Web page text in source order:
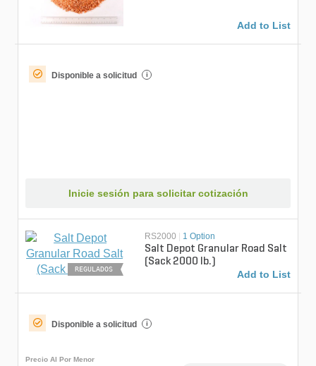
Add to List
Disponible a solicitud i
Inicie sesión para solicitar cotización
REGULADOS
RS2000 | 1 Option
Salt Depot Granular Road Salt
(Sack 2000 lb.)
Add to List
Disponible a solicitud i
Precio Al Por Menor